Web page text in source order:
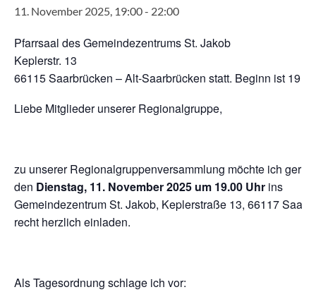
11. November 2025, 19:00- 22:00
Pfarrsaal des Gemeindezentrums St. Jakob
Keplerstr. 13
66115 Saarbrücken – Alt-Saarbrücken statt. Beginn ist 19
Liebe Mitglieder unserer Regionalgruppe,
zu unserer Regionalgruppenversammlung möchte ich
den Dienstag, 11. November 2025 um 19.00 Uhr ins
Gemeindezentrum St. Jakob, Keplerstraße 13, 66117
recht herzlich einladen.
Als Tagesordnung schlage ich vor: